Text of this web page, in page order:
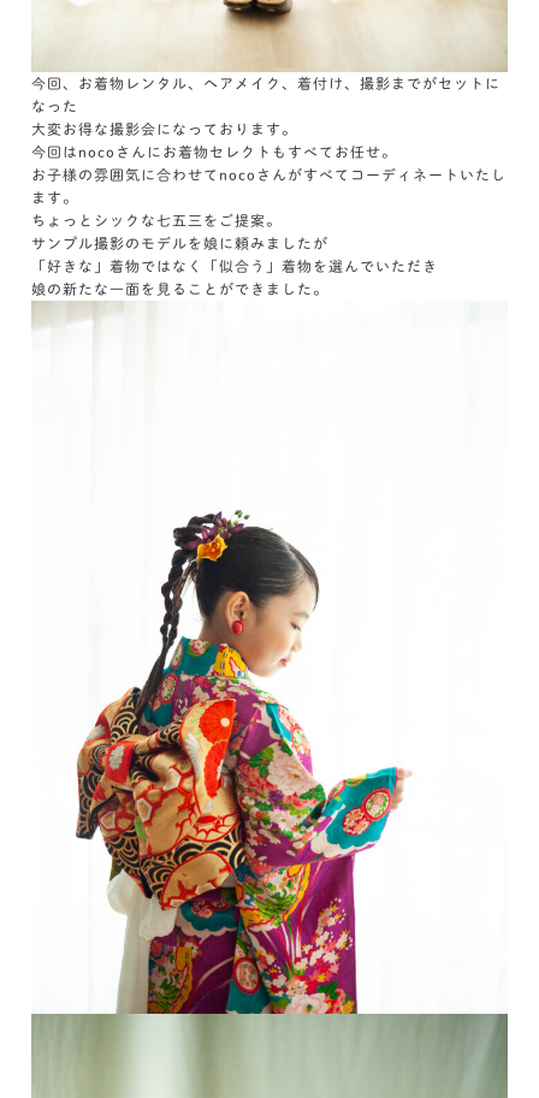
今回、お着物レンタル、ヘアメイク、着付け、撮影までがセットに
なった
大変お得な撮影会になっております。
今回はnocoさんにお着物セレクトもすべてお任せ。
お子様の雰囲気に合わせてnocoさんがすべてコーディネートいたし
ます。
ちょっとシックな七五三をご提案。
サンプル撮影のモデルを娘に頼みましたが
「好きな」着物ではなく「似合う」着物を選んでいただき
娘の新たな一面を見ることができました。